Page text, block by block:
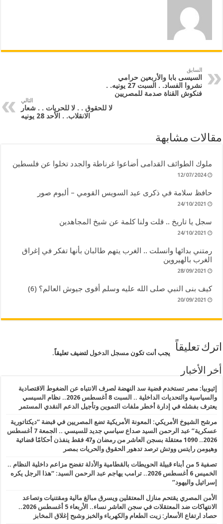
السابق
السيسى بابا والأربعين حرامي
نشروا الفساد. . السبت 27 يونيه. .
فنكوش القناة صدمة للمصريين
التالي
لا للحقوق . . لا للحريات . . شعار
الانقلاب. . الأحد 28 يونيه
مقالات مشابهة
ملوك الطوائف القدامى أضاعوا غرناطة والجدد تخلوا عن فلسطين
12/07/2024
حافظ سلامة في ذكرى عيد السويس القومي – ألبوم صور
24/10/2021
سجل يا تاريخ .. قلت ولنا كلمة عن شيخ المجاهدين
24/10/2021
رمتني بدائها وانسلت .. الغرب يتهم طالبان بأنها تفكر في إغراق
الغرب بالهيروين
28/09/2021
كيف بنى النبي صلى الله عليه وسلم أقوى جيوش العالم؟ (6)
20/09/2021
اترك تعليقاً يجب أنت تكونمسجل الدخول لتضيف تعليقاً.
أخر الأخبار
إثيوبيا: مصر تستخدم قضية سد النهضة لصرف الانتباه عن الضغوط الاقتصادية
والسياسية والتحديات الداخلية .. السبت 8 أغسطس 2026.. نظام السيسي
يعترف بفشله في إدارة أخطر ملفات التموين وتأجيل الدعم النقدي المستمر
مرشح الشيوخ الأمريكي: المعونة الأمريكية تضع المصريين في قبضة “ديكتاتورية
عسكرية” عبد الرحمن السيد صداع سياسي جديد للسيسي .. الجمعة 7 أغسطس
2026.. 1090 معتقلة بسجن العاشر من رمضان و47 فقط ينفذن أحكامًا قضائية
وهيومن رايتس ووتش ترصد تدهور الحقوق والحريات بمصر
تصفية 5 من أبناء قبيلة الحويطات بالقطامية والأدلة تفضح مزاعم داخلية النظام ..
الخميس 6 أغسطس 2026.. ترامب يهاجم عبد الرحمن السيد: “هذا الرجل يكره
إسرائيل واليهود”
الأمن المصري يقتحم منازل المعتقلين ويسرق مبالغ مالية ومقتنيات وتصاعد
الانتهاكات ضد المعتقلات في سجن العاشر نساء.. الأربعاء 5 أغسطس 2026..
حصاد ارتفاع الأسعار: زيت الطعام والكهرباء والخبز وشبح إغلاق المخابز